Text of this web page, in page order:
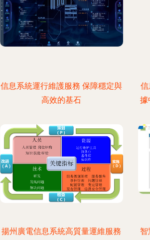
信息系統運行維護服務 保障穩定與
高效的基石
據
揚州廣電信息系統高質量運維服務